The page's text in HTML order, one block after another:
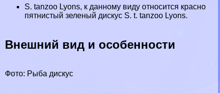
S. tanzoo Lyons, к данному виду относится красно
пятнистый зеленый дискус S. t. tanzoo Lyons.
Внешний вид и особенности
Фото: Рыба дискус